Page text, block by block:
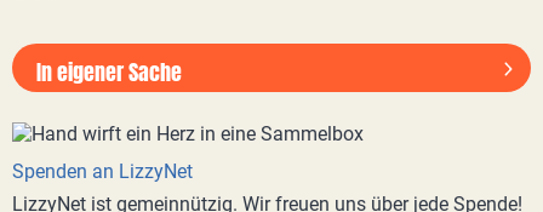
In eigener Sache
Spenden an LizzyNet
LizzyNet ist gemeinnützig. Wir freuen uns über jede Spende!